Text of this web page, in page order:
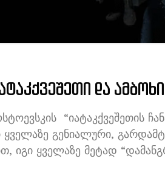
და
“იატაკქვეშეთის
გენიალური,
იგი ყველაზე მეტად